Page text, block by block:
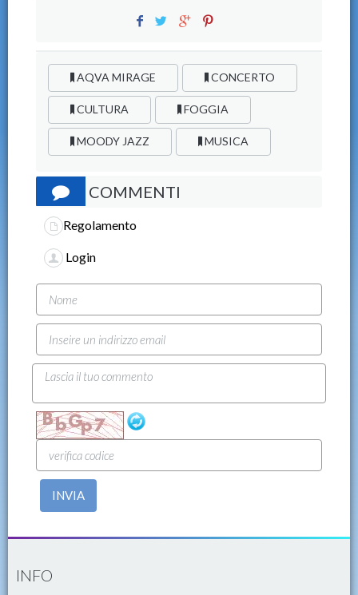
AQVA MIRAGE CONCERTO
CULTURA FOGGIA
MOODY JAZZ MUSICA
COMMENTI
Regolamento
Login
INVIA
INFO